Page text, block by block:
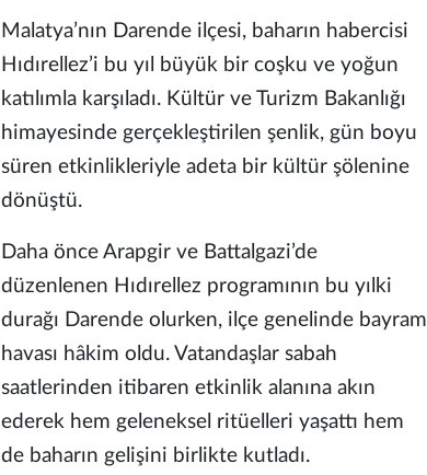
Malatya’nın Darende ilçesi, baharın habercisi
Hıdırellez’i bu yıl büyük bir coşku ve yoğun
katılımla karşıladı. Kültür ve Turizm Bakanlığı
himayesinde gerçekleştirilen şenlik, gün boyu
süren etkinlikleriyle adeta bir kültür şölenine
dönüştü.
Daha önce Arapgir ve Battalgazi’de
düzenlenen Hıdırellez programının bu yılki
durağı Darende olurken, ilçe genelinde bayram
havası hâkim oldu. Vatandaşlar sabah
saatlerinden itibaren etkinlik alanına akın
ederek hem geleneksel ritüelleri yaşattı hem
de baharın gelişini birlikte kutladı.